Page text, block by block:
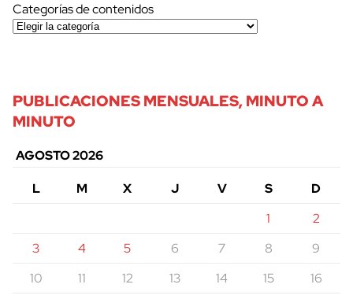
Categorías de contenidos
PUBLICACIONES MENSUALES, MINUTO A
MINUTO
AGOSTO 2026
L
M X J V S
D
1
2
3
4 5 6 7 8
9
10
11 12 13 14 15
16